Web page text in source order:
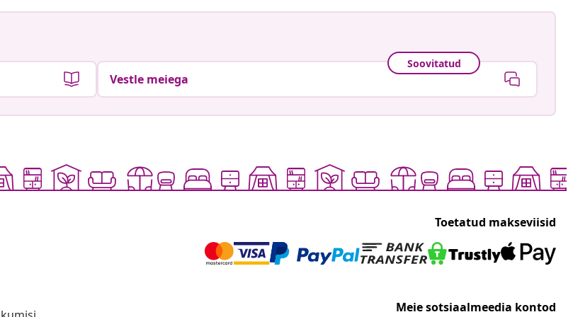
Soovitatud
Vestle meiega
Toetatud makseviisid
Meie sotsiaalmeedia kontod